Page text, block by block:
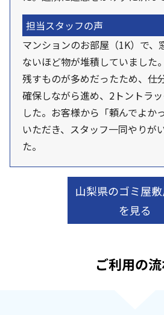
担当スタッフの声
マンションのお部屋（1K）で、
ないほど物が堆積していました
残すものが多めだったため、仕
確保しながら進め、2トントラ
した。お客様から「頼んでよか
いただき、スタッフ一同やりが
た。
山梨県のゴミ屋
を見る
ご利用の